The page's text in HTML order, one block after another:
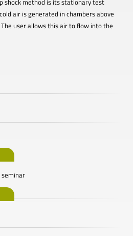
shock method is its stationary test
air is generated in chambers above
user allows this air to flow into the